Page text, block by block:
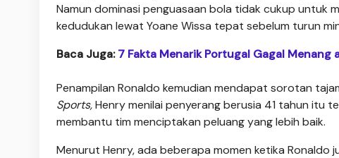
Namun dominasi penguasaan bola tidak cukup untuk
kedudukan lewat Yoane Wissa tepat sebelum turun
Baca Juga: 7 Fakta Menarik Portugal Gagal Menang
Penampilan Ronaldo kemudian mendapat sorotan
Sports,Henry menilai penyerang berusia 41 tahun itu
membantu tim menciptakan peluang yang lebih baik.
Menurut Henry, ada beberapa momen ketika